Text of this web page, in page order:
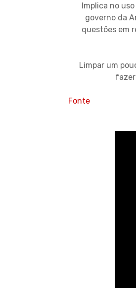
Implica no
governo da
questões em
Limpar um
Fonte